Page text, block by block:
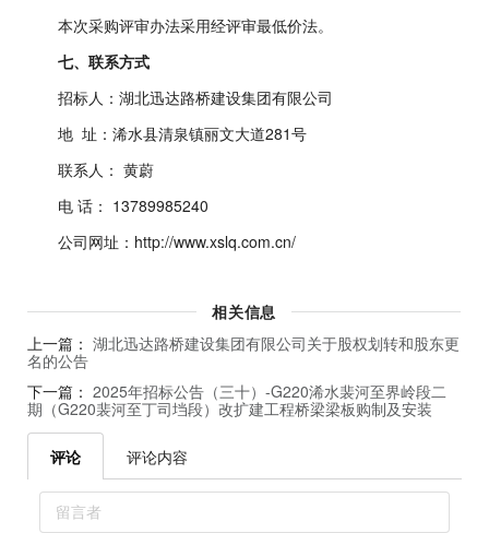
本次采购评审办法采用经评审最低价法。
七、联系方式
招标人：湖北迅达路桥建设集团有限公司
地 址：浠水县清泉镇丽文大道281号
联系人： 黄蔚
电 话： 13789985240
公司网址：http://www.xslq.com.cn/
相关信息
上一篇：湖北迅达路桥建设集团有限公司关于股权划转和股东更
名的公告
下一篇：2025年招标公告（三十）-G220浠水裴河至界岭段二
期（G220裴河至丁司垱段）改扩建工程桥梁梁板购制及安装
评论 评论内容